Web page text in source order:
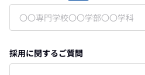
採用に関するご質問